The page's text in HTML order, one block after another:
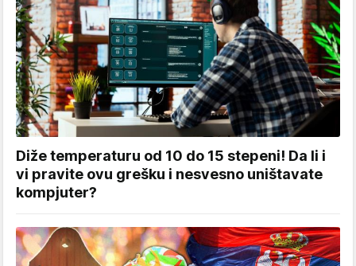
Diže temperaturu od 10 do 15 stepeni! Da li i
vi pravite ovu grešku i nesvesno uništavate
kompjuter?